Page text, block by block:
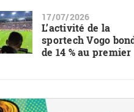
17/07/2026
L’activité de la
sportech Vogo
de 14 % au premier